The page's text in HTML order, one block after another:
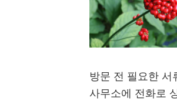
방문 전 필요한 서
사무소에 전화로